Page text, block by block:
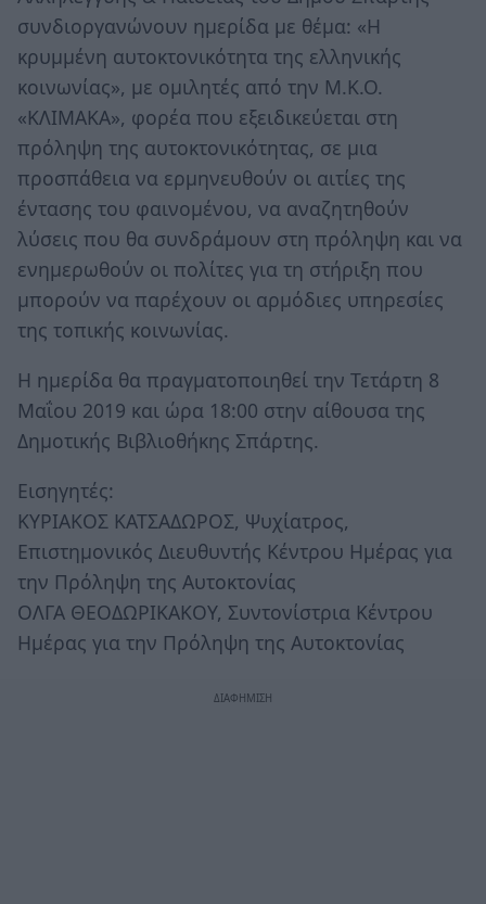
συνδιοργανώνουν ημερίδα με θέμα: «Η
κρυμμένη αυτοκτονικότητα της ελληνικής
κοινωνίας», με ομιλητές από την Μ.Κ.Ο.
«ΚΛΙΜΑΚΑ», φορέα που εξειδικεύεται στη
πρόληψη της αυτοκτονικότητας, σε μια
προσπάθεια να ερμηνευθούν οι αιτίες της
έντασης του φαινομένου, να αναζητηθούν
λύσεις που θα συνδράμουν στη πρόληψη και να
ενημερωθούν οι πολίτες για τη στήριξη που
μπορούν να παρέχουν οι αρμόδιες υπηρεσίες
της τοπικής κοινωνίας.
Η ημερίδα θα πραγματοποιηθεί την Τετάρτη 8
Μαΐου 2019 και ώρα 18:00 στην αίθουσα της
Δημοτικής Βιβλιοθήκης Σπάρτης.
Εισηγητές:
ΚΥΡΙΑΚΟΣ ΚΑΤΣΑΔΩΡΟΣ, Ψυχίατρος,
Επιστημονικός Διευθυντής Κέντρου Ημέρας για
την Πρόληψη της Αυτοκτονίας
ΟΛΓΑ ΘΕΟΔΩΡΙΚΑΚΟΥ, Συντονίστρια Κέντρου
Ημέρας για την Πρόληψη της Αυτοκτονίας